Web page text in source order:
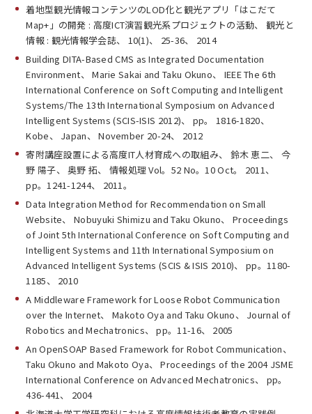
着地型観光情報コンテンツのLOD化と観光アプリ「はこだて
Map+」の開発 : 高度ICT演習観光系プロジェクトの活動、 観光と
情報 : 観光情報学会誌、 10(1)、 25-36、 2014
Building DITA-Based CMS as Integrated Documentation
Environment、 Marie Sakai and Taku Okuno、 IEEE The 6th
International Conference on Soft Computing and Intelligent
Systems/The 13th International Symposium on Advanced
Intelligent Systems (SCIS-ISIS 2012)、 pp。 1816-1820、
Kobe、 Japan、 November 20-24、 2012
寄附講座設置による高度IT人材育成への取組み、 鈴木 恵二、 今
野 陽子、 奥野 拓、 情報処理 Vol。52 No。10 Oct。 2011、
pp。1241-1244、 2011。
Data Integration Method for Recommendation on Small
Website、 Nobuyuki Shimizu and Taku Okuno、 Proceedings
of Joint 5th International Conference on Soft Computing and
Intelligent Systems and 11th International Symposium on
Advanced Intelligent Systems (SCIS & ISIS 2010)、 pp。1180-
1185、 2010
A Middleware Framework for Loose Robot Communication
over the Internet、 Makoto Oya and Taku Okuno、 Journal of
Robotics and Mechatronics、 pp。11-16、 2005
An OpenSOAP Based Framework for Robot Communication、
Taku Okuno and Makoto Oya、 Proceedings of the 2004 JSME
International Conference on Advanced Mechatronics、 pp。
436-441、 2004